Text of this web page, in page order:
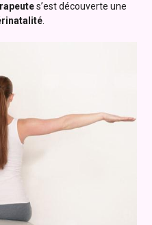
s’est découverte une